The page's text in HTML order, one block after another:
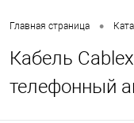
Главная страница •
Кабель
телефонный